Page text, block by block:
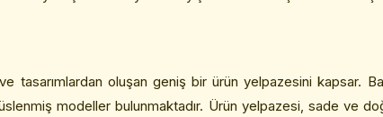
tasarımlardan oluşan geniş bir ürün yelpazesini kapsar.
modeller bulunmaktadır. Ürün yelpazesi, sade ve